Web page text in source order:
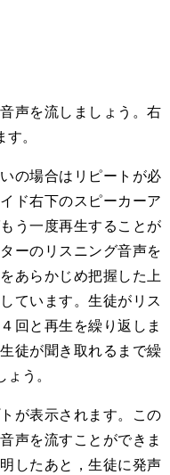
声を流しましょう。右
。
の場合はリピートが必
ド右下のスピーカーア
う一度再生することが
ーのリスニング音声を
あらかじめ把握した上
ています。生徒がリス
回と再生を繰り返しま
徒が聞き取れるまで繰
う。
が表示されます。この
声を流すことができま
したあと，生徒に発声